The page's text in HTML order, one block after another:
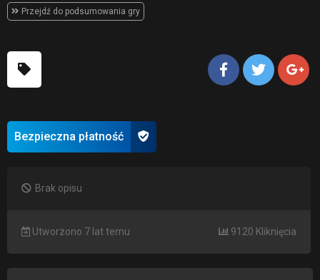
Przejdź do podsumowania gry
Bezpieczna płatność
Brak opisu
Utworzono 7 lat temu 9120 Kliknięcia